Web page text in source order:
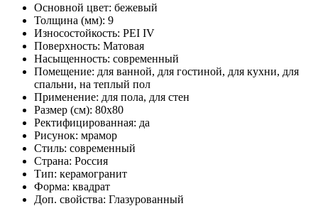
Основной цвет: бежевый
Толщина (мм): 9
Износостойкость: PEI IV
Поверхность: Матовая
Насыщенность: современный
Помещение: для ванной, для гостиной, для кухни, для
спальни, на теплый пол
Применение: для пола, для стен
Размер (см): 80x80
Ректифицированная: да
Рисунок: мрамор
Стиль: современный
Страна: Россия
Тип: керамогранит
Форма: квадрат
Доп. свойства: Глазурованный